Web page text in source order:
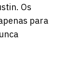
Os
para